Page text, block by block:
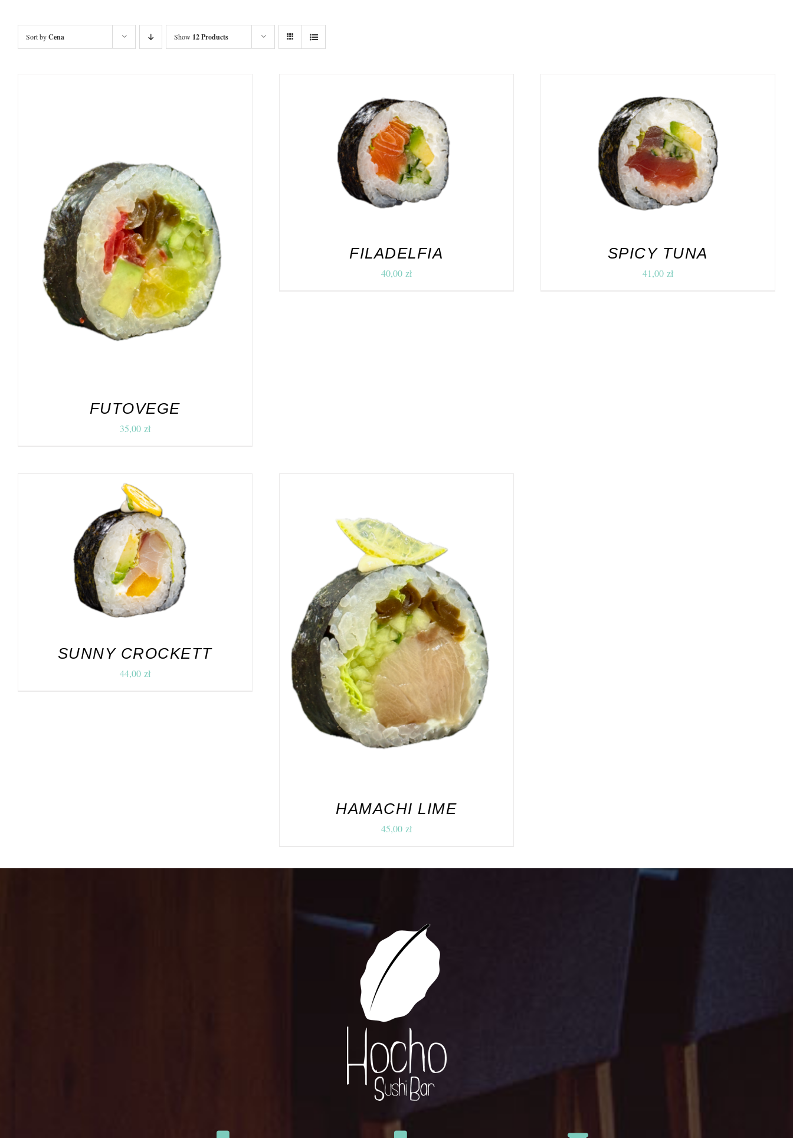
Sort byCena Show 12 Products
DODAJ DO KOSZYKA / SZCZEGÓŁY
FUTOVEGE
35,00 zł
DODAJ DO KOSZYKA / SZCZEGÓŁY
FILADELFIA
40,00 zł
DODAJ DO KOSZYKA / SZCZEGÓŁY
SPICY TUNA
41,00 zł
DODAJ DO KOSZYKA SZCZEGÓŁY
SUNNY CROCKETT
44,00 zł
DODAJ DO KOSZYKA / SZCZEGÓŁY
HAMACHI LIME
45,00 zł